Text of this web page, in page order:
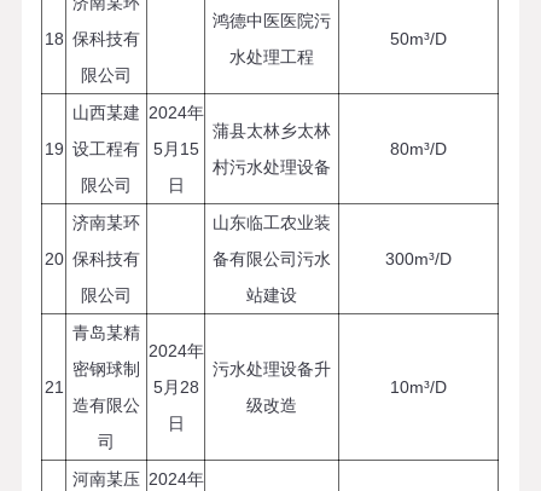
18 保科技有
限公司
鸿德中医医院污
水处理工程
50m³/D
19
山西某建
设工程有
限公司
2024年
5月15
日
蒲县太林乡太林
村污水处理设备
80m³/D
20
济南某环
保科技有
限公司
山东临工农业装
备有限公司污水
站建设
300m³/D
21
青岛某精
密钢球制
造有限公
司
2024年
5月28
日
污水处理设备升
级改造
10m³/D
河南某压 2024年